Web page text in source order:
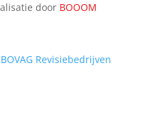
door BOOOM
BOVAG Revisiebedrijven